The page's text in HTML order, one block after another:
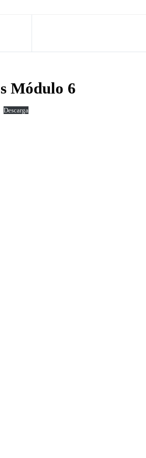
Módulo 6
Descarga